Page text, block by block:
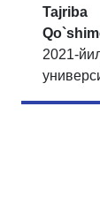
Tajriba
2021-